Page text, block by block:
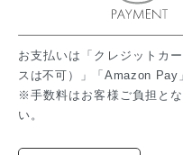
お支払いは「クレジットカ
スは不可）」「Amazon Pay
※手数料はお客様ご負担と
い。